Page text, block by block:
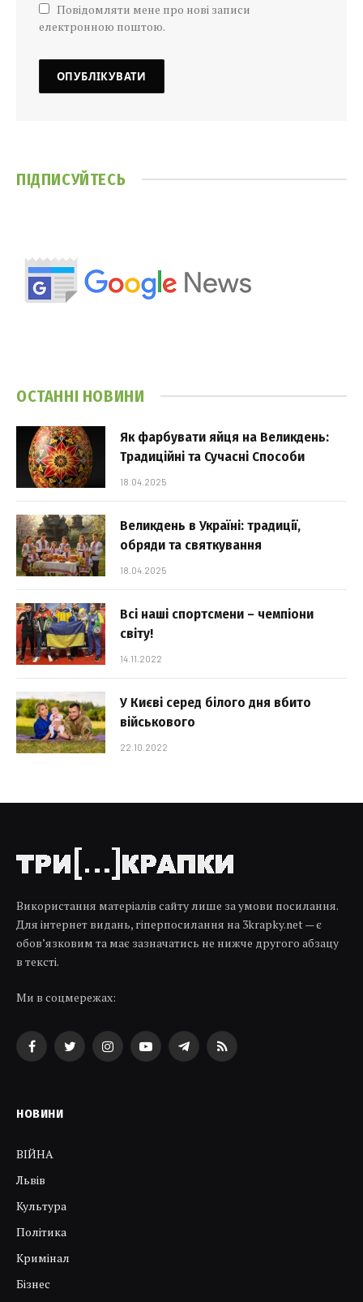
Повідомляти мене про нові записи
електронною поштою.
ПІДПИСУЙТЕСЬ
ОСТАННІ НОВИНИ
Як фарбувати яйця на Великдень:
Традиційні та Сучасні Способи
18.04.2025
Великдень в Україні: традиції,
обряди та святкування
18.04.2025
Всі наші спортсмени – чемпіони
світу!
14.11.2022
У Києві серед білого дня вбито
військового
22.10.2022
Використання матеріалів сайту лише за умови посилання.
Для інтернет видань, гіперпосилання на 3krapky.net — є
обов’язковим та має зазначатись не нижче другого абзацу
в тексті.
Ми в соцмережах:
FacebookTwitterInstagramYouTubeTelegramRSS
НОВИНИ
ВІЙНА
Львів
Культура
Політика
Кримінал
Бізнес